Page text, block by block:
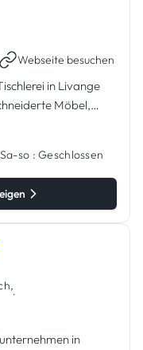
Webseite besuchen
in Livange
Möbel,
Sa-so : Geschlossen
·
in